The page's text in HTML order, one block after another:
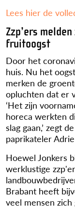
Lees hier de
Zzp’ers
fruitoogst
Door het
huis. Nu het
merken de
opluchten dat er
‘Het zijn
horeca werkten
slag gaan,’ zegt
paprikateler
Hoewel Jonkers
werklustige
Brabant heeft
veel mensen